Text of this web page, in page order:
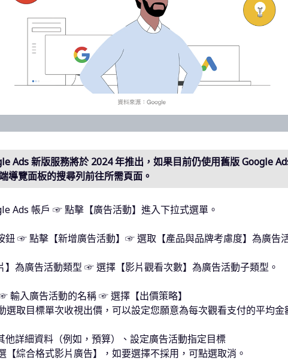
Ads 新版服務將於 2024 年推出，如果目前仍使用舊版 Google
導覽面板的搜尋列前往所需頁面。
Ads 帳戶 ☞ 點擊【廣告活動】進入下拉式選單。
鈕 ☞ 點擊【新增廣告活動】☞ 選取【產品與品牌考慮度】為廣告
】為廣告活動類型 ☞ 選擇【影片觀看次數】為廣告活動子類型。
輸入廣告活動的名稱 ☞ 選擇【出價策略】
取目標單次收視出價，可以設定您願意為每次觀看支付的平均金
他詳細資料（例如，預算）、設定廣告活動指定目標
綜合格式影片廣告】，如要選擇不採用，可點選取消。